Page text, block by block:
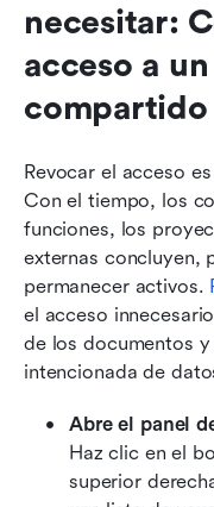
necesitar:
acceso a
compartido
Revocar el acceso
Con el tiempo, los
funciones, los
externas concluyen,
permanecer activos.
el acceso
de los documentos
intencionada de
Abre el panel
Haz clic en el
superior